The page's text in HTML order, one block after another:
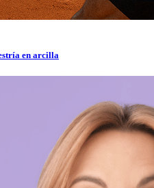
en arcilla